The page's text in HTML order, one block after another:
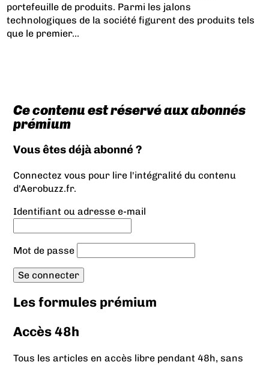
portefeuille de produits. Parmi les jalons
technologiques de la société figurent des produits tels
que le premier...
Ce contenu est réservé aux abonnés
prémium
Vous êtes déjà abonné ?
Connectez vous pour lire l'intégralité du contenu
d'Aerobuzz.fr.
Identifiant ou adresse e-mail
Mot de passe
Les formules prémium
Accès 48h
Tous les articles en accès libre pendant 48h, sans